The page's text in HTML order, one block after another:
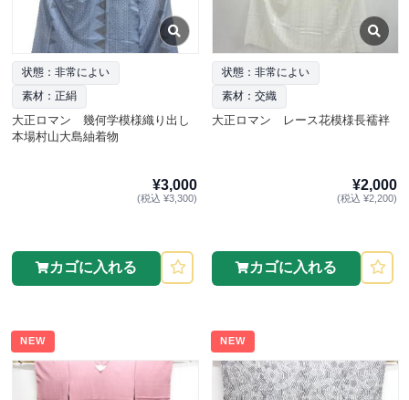
状態：非常によい
素材：正絹
大正ロマン 幾何学模様織り出し
本場村山大島紬着物
¥3,000
(税込 ¥3,300)
カゴに入れる
状態：非常によい
素材：交織
大正ロマン レース花模様長襦袢
¥2,000
(税込 ¥2,200)
カゴに入れる
NEW NEW